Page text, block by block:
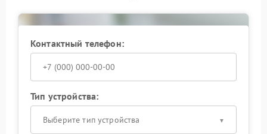
Контактный телефон:
Тип устройства:
Выберите тип устройства